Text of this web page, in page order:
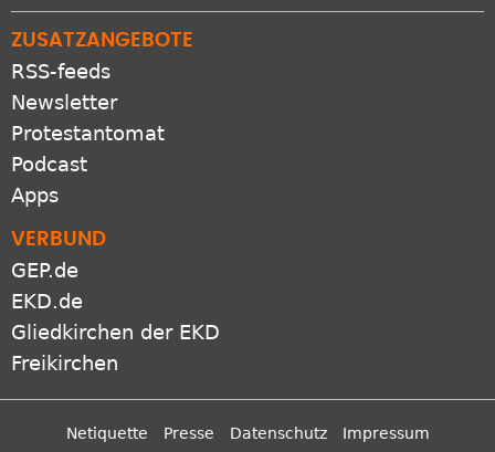
ZUSATZANGEBOTE
RSS-feeds
Newsletter
Protestantomat
Podcast
Apps
VERBUND
GEP.de
EKD.de
Gliedkirchen der EKD
Freikirchen
Netiquette Presse Datenschutz Impressum